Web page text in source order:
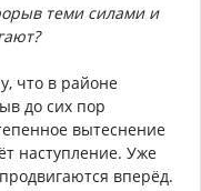
теми силами и
что в районе
до сих пор
вытеснение
наступление. Уже
вперёд.